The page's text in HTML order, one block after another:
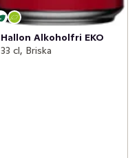
Hallon Alkoholfri EKO
33 cl, Briska